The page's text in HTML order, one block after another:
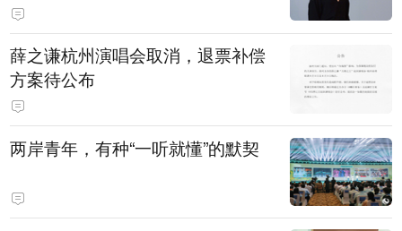
薛之谦杭州演唱会取消，退票补偿
方案待公布
两岸青年，有种“一听就懂”的默契